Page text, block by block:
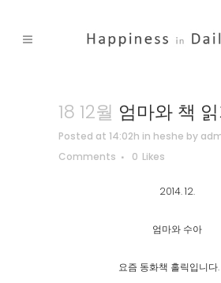
18 12월 엄마와 책
Posted at 14:02h in heshe by
Comments
0 Likes
2014. 12.
엄마와 수아
요즘 동화책 홀릭입니다